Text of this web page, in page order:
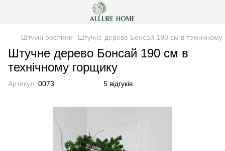
Штучні рослини Штучне дерево Бонсай 190 см в технічному
Штучне дерево Бонсай 190 см в
технічному горщику
Артикул: 0073 5 відгуків